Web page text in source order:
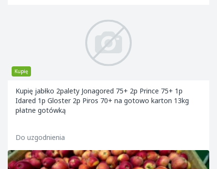
Kupię
Kupię jabłko 2palety Jonagored 75+ 2p Prince 75+ 1p
Idared 1p Gloster 2p Piros 70+ na gotowo karton 13kg
płatne gotówką
Do uzgodnienia